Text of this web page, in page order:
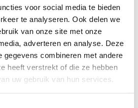
voor social media te bieden
te analyseren. Ook delen we
van onze site met onze
adverteren en analyse. Deze
gegevens combineren met andere
heeft verstrekt of die ze hebben
uw gebruik van hun services.